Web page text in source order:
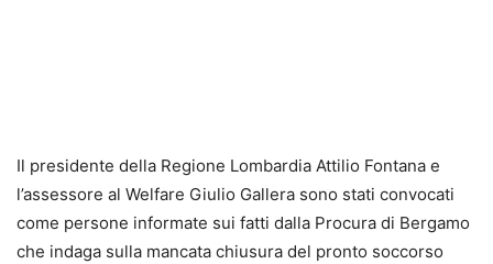
Il presidente della Regione Lombardia Attilio Fontana e
l’assessore al Welfare Giulio Gallera sono stati convocati
come persone informate sui fatti dalla Procura di Bergamo
che indaga sulla mancata chiusura del pronto soccorso